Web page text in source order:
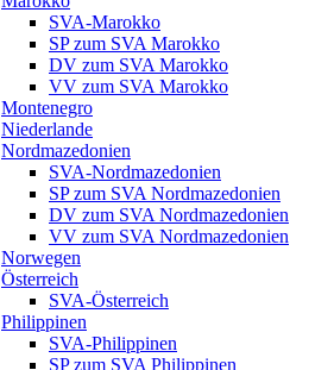
SVA-Marokko
SP zum SVA Marokko
DV zum SVA Marokko
VV zum SVA Marokko
Montenegro
Niederlande
Nordmazedonien
SVA-Nordmazedonien
SP zum SVA Nordmazedonien
DV zum SVA Nordmazedonien
VV zum SVA Nordmazedonien
Norwegen
Österreich
SVA-Österreich
Philippinen
SVA-Philippinen
SP zum SVA Philippinen